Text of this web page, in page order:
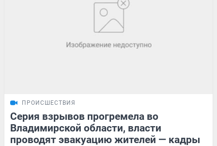
ПРОИСШЕСТВИЯ
Серия взрывов прогремела во
Владимирской области, власти
проводят эвакуацию жителей — кадры